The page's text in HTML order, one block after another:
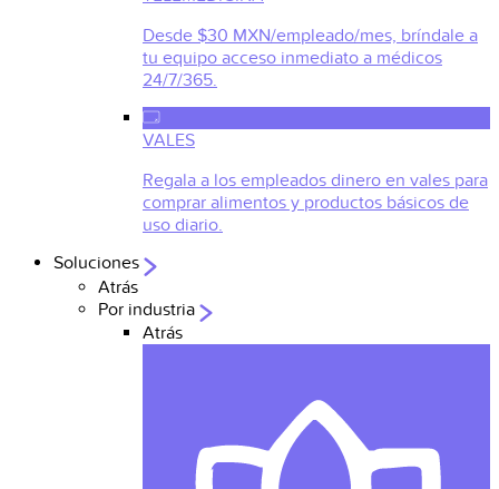
Desde $30 MXN/empleado/mes, bríndale a
tu equipo acceso inmediato a médicos
24/7/365.
VALES
Regala a los empleados dinero en vales para
comprar alimentos y productos básicos de
uso diario.
Soluciones
Atrás
Por industria
Atrás